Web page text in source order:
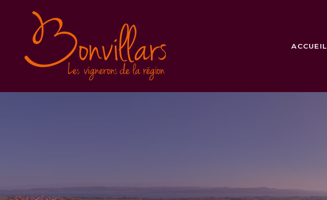
ACCUEIL
Vins en Fête 2025
Balade gourmande
Inscription
Conditions générales
Vins en Fête 2023